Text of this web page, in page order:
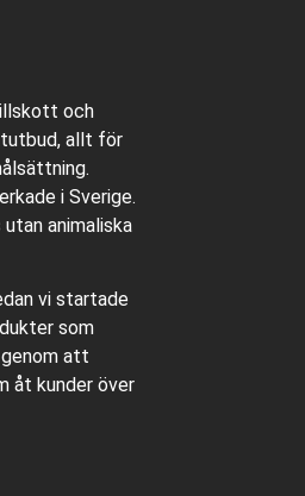
och
allt för
i Sverige.
animaliska
vi startade
som
att
åt kunder över